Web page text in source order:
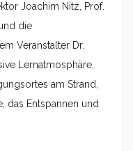
Joachim Nitz, Prof.
die
Veranstalter Dr.
Lernatmosphäre,
am Strand,
das Entspannen und